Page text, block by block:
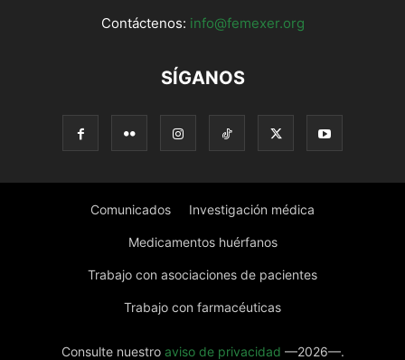
Contáctenos: info@femexer.org
SÍGANOS
Comunicados Investigación médica
Medicamentos huérfanos
Trabajo con asociaciones de pacientes
Trabajo con farmacéuticas
Consulte nuestro aviso de privacidad —2026—.